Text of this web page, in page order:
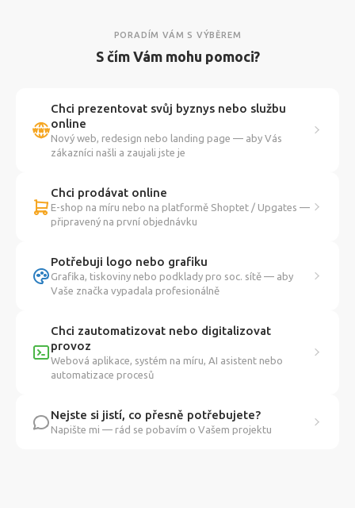
PORADÍM VÁM S VÝBĚREM
S čím Vám mohu pomoci?
Chci prezentovat svůj byznys nebo službu
online
Nový web, redesign nebo landing page — aby Vás
zákazníci našli a zaujali jste je
Chci prodávat online
E-shop na míru nebo na platformě Shoptet / Upgates —
připravený na první objednávku
Potřebuji logo nebo grafiku
Grafika, tiskoviny nebo podklady pro soc. sítě — aby
Vaše značka vypadala profesionálně
Chci zautomatizovat nebo digitalizovat
provoz
Webová aplikace, systém na míru, AI asistent nebo
automatizace procesů
Nejste si jistí, co přesně potřebujete?
Napište mi — rád se pobavím o Vašem projektu